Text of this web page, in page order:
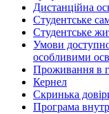
Дистанційна
Студентське
Студентське
Умови
особливими
Проживання в
Кернел
Скринька
Програма